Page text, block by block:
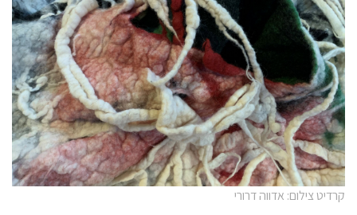
קרדיט צילום: אדווה דרורי